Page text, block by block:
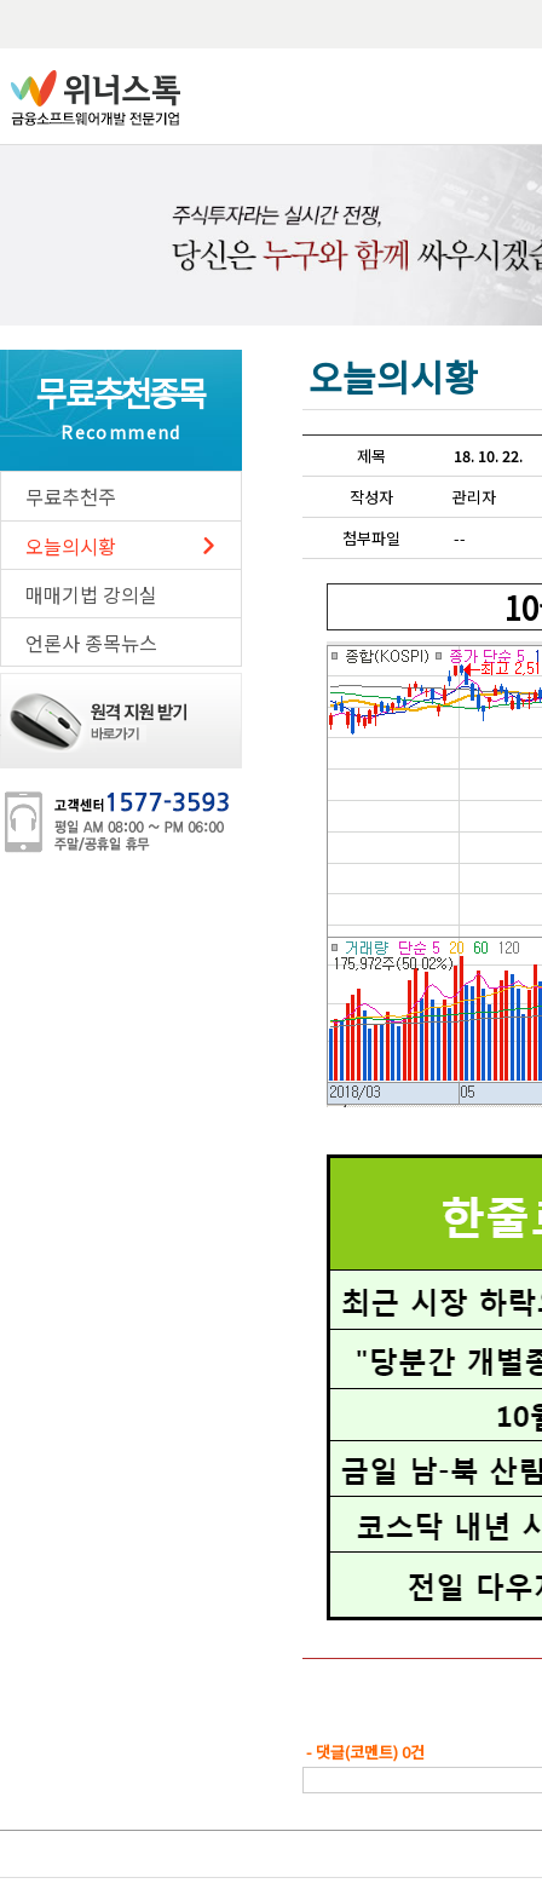
알
위
역
급
나
타
무료추천종목
Recommend
무료추천주
오늘의시황
매매기법 강의실
언론사 종목뉴스
오늘의시황
제목 18. 10. 22.
작성자
관리자
첨부파일
--
- 댓글(코멘트) 0건